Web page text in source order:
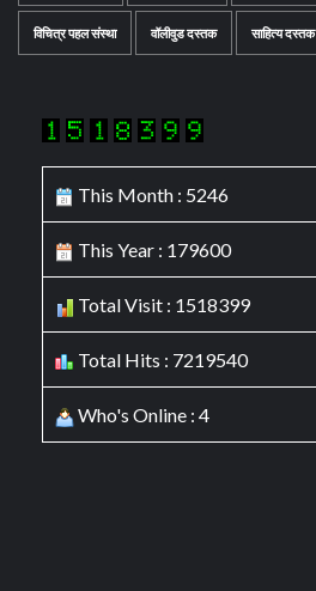
विचित्र पहल संस्था वॉलीवुड दस्तक साहित्य दस्तक
This Month : 5246
This Year : 179600
Total Visit : 1518399
Total Hits : 7219540
Who's Online : 4